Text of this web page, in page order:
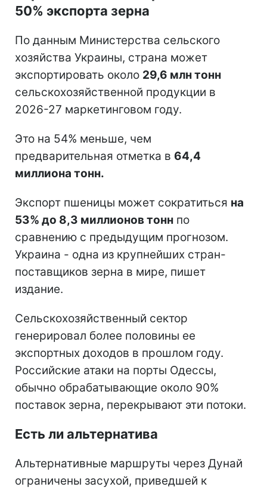
50% экспорта зерна
По данным Министерства сельского
хозяйства Украины, страна может
экспортировать около 29,6 млн тонн
сельскохозяйственной продукции в
2026-27 маркетинговом году.
Это на 54% меньше, чем
предварительная отметка в 64,4
миллиона тонн.
Экспорт пшеницы может сократиться на
53% до 8,3 миллионов тонн по
сравнению с предыдущим прогнозом.
Украина - одна из крупнейших стран-
поставщиков зерна в мире, пишет
издание.
Сельскохозяйственный сектор
генерировал более половины ее
экспортных доходов в прошлом году.
Российские атаки на порты Одессы,
обычно обрабатывающие около 90%
поставок зерна, перекрывают эти потоки.
Есть ли альтернатива
Альтернативные маршруты через Дунай
ограничены засухой, приведшей к